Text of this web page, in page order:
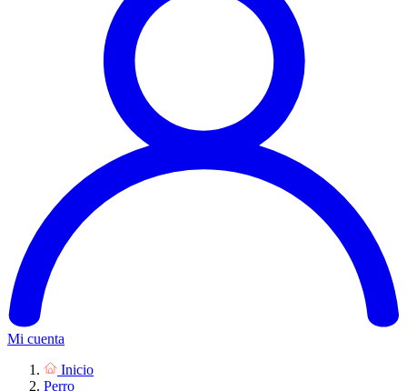
Mi cuenta
Inicio
Perro